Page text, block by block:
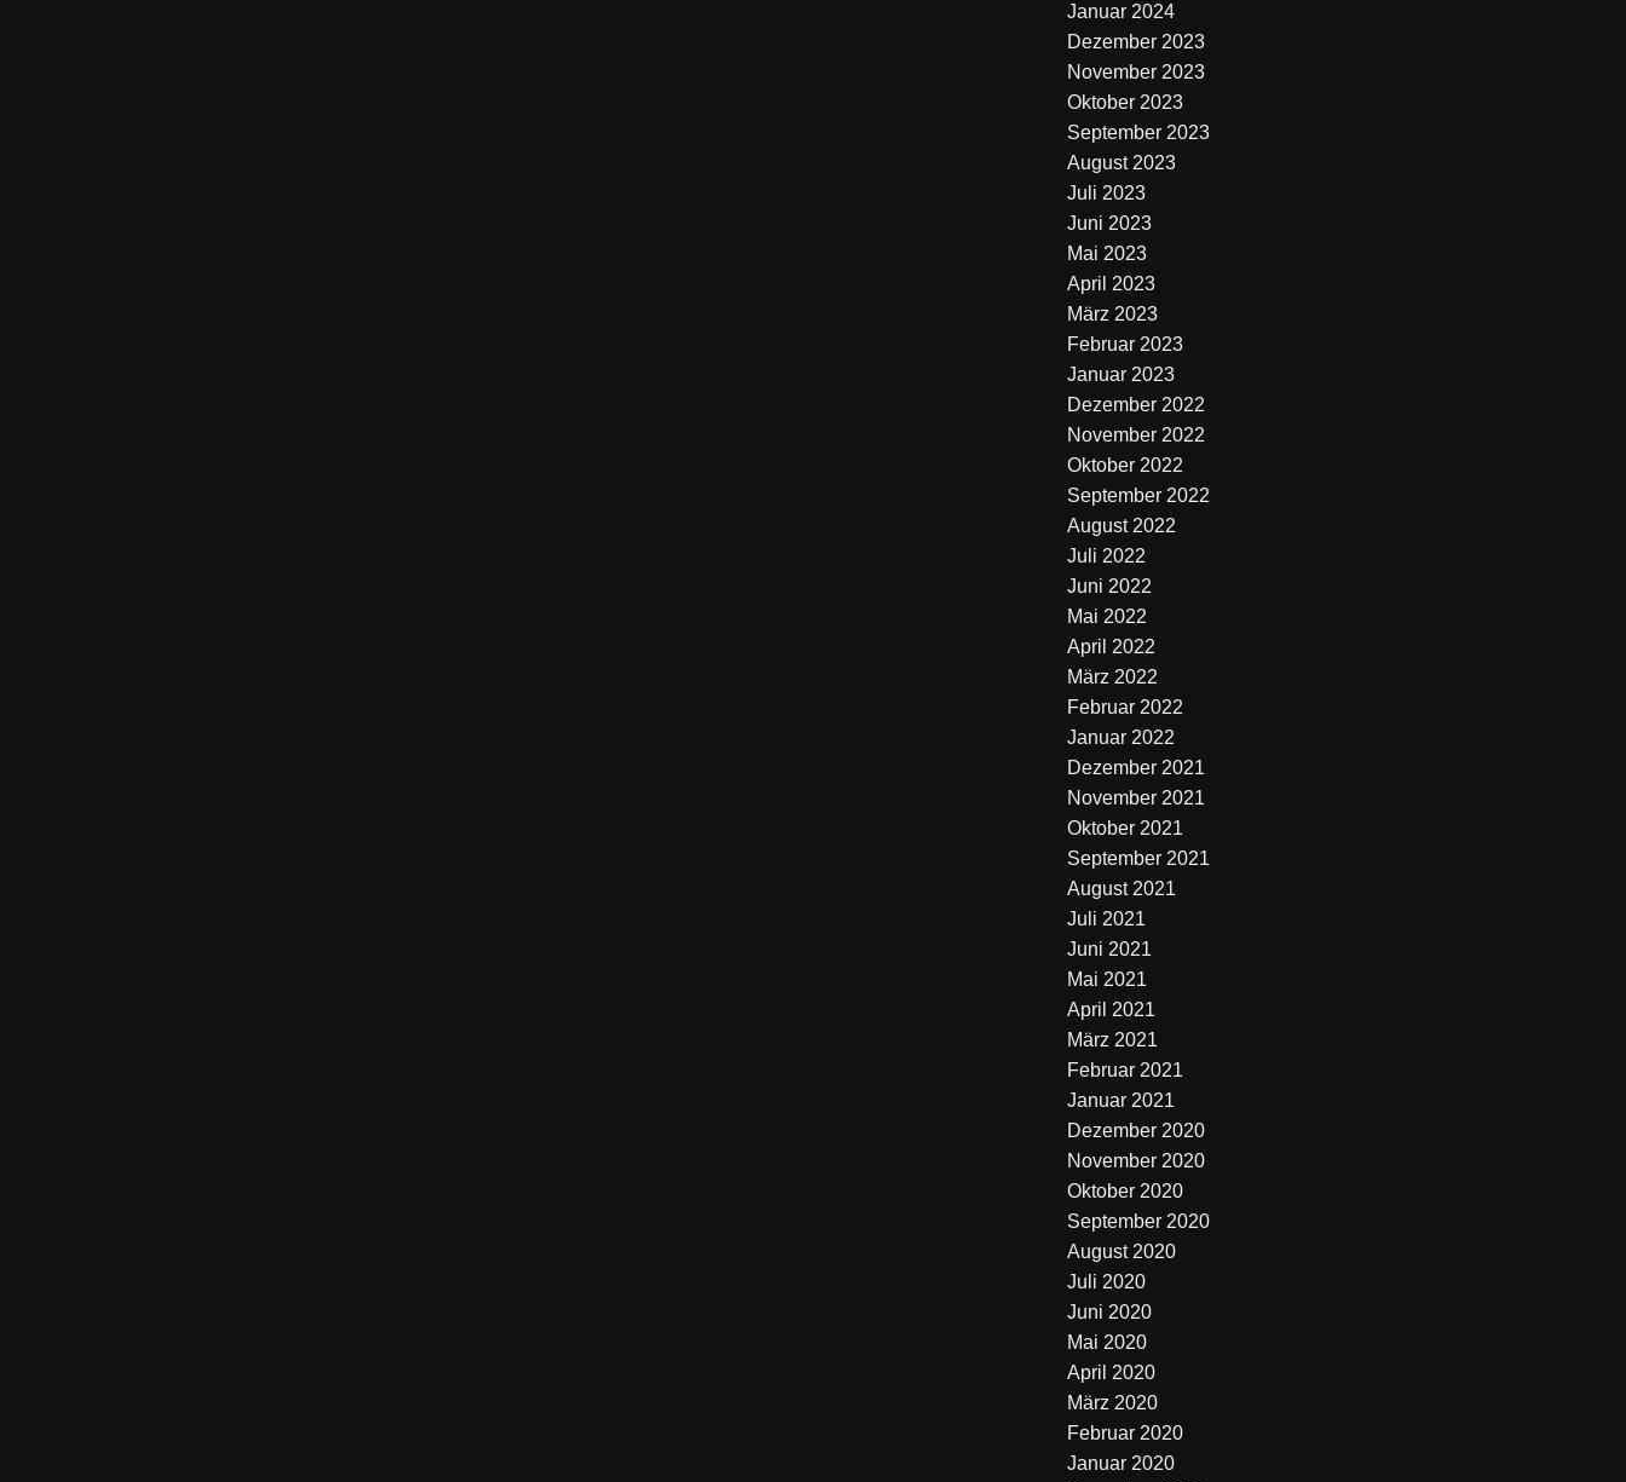
Januar 2024
Dezember 2023
November 2023
Oktober 2023
September 2023
August 2023
Juli 2023
Juni 2023
Mai 2023
April 2023
März 2023
Februar 2023
Januar 2023
Dezember 2022
November 2022
Oktober 2022
September 2022
August 2022
Juli 2022
Juni 2022
Mai 2022
April 2022
März 2022
Februar 2022
Januar 2022
Dezember 2021
November 2021
Oktober 2021
September 2021
August 2021
Juli 2021
Juni 2021
Mai 2021
April 2021
März 2021
Februar 2021
Januar 2021
Dezember 2020
November 2020
Oktober 2020
September 2020
August 2020
Juli 2020
Juni 2020
Mai 2020
April 2020
März 2020
Februar 2020
Januar 2020